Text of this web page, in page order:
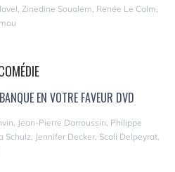
Zinedine Soualem, Renée Le Calm,
EN VOTRE FAVEUR DVD
Jean-Pierre Darroussin, Philippe
Schulz, Jennifer Decker, Scali Delpeyrat,